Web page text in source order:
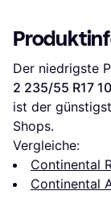
Der niedrigste
2 235/55 R17
ist der
Shops.
Vergleiche:
Continental
Continental